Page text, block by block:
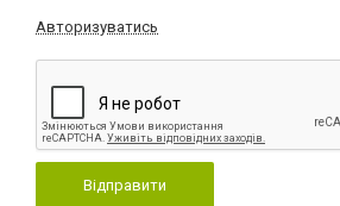
Авторизуватись
Відправити